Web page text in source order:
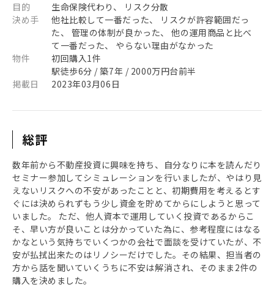
目的
生命保険代わり、 リスク分散
決め手
他社比較して一番だった、 リスクが許容範囲だっ
た、 管理の体制が良かった、 他の運用商品と比べ
て一番だった、 やらない理由がなかった
物件
初回購入1件
駅徒歩6分 / 築7年 / 2000万円台前半
掲載日
2023年03月06日
総評
数年前から不動産投資に興味を持ち、自分なりに本を読んだり
セミナー参加してシミュレーションを行いましたが、やはり見
えないリスクへの不安があったことと、初期費用を考えるとす
ぐには決められずもう少し資金を貯めてからにしようと思って
いました。 ただ、他人資本で運用していく投資であるからこ
そ、早い方が良いことは分かっていた為に、参考程度にはなる
かなという気持ちでいくつかの会社で面談を受けていたが、不
安が払拭出来たのはリノシーだけでした。その結果、担当者の
方から話を聞いていくうちに不安は解消され、そのまま2件の
購入を決めました。